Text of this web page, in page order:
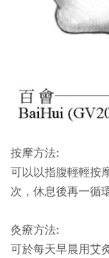
按摩方法:
可以以指腹輕輕按
次，休息後再一循
灸療方法:
可於每天早晨用艾